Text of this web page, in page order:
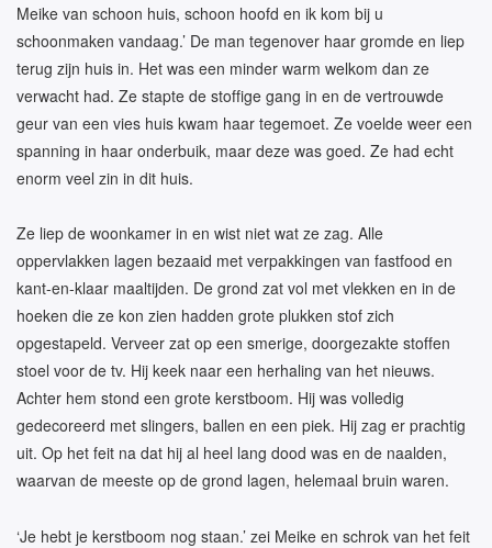
Meike van schoon huis, schoon hoofd en ik kom bij u
schoonmaken vandaag.’ De man tegenover haar gromde en liep
terug zijn huis in. Het was een minder warm welkom dan ze
verwacht had. Ze stapte de stoffige gang in en de vertrouwde
geur van een vies huis kwam haar tegemoet. Ze voelde weer een
spanning in haar onderbuik, maar deze was goed. Ze had echt
enorm veel zin in dit huis.
Ze liep de woonkamer in en wist niet wat ze zag. Alle
oppervlakken lagen bezaaid met verpakkingen van fastfood en
kant-en-klaar maaltijden. De grond zat vol met vlekken en in de
hoeken die ze kon zien hadden grote plukken stof zich
opgestapeld. Verveer zat op een smerige, doorgezakte stoffen
stoel voor de tv. Hij keek naar een herhaling van het nieuws.
Achter hem stond een grote kerstboom. Hij was volledig
gedecoreerd met slingers, ballen en een piek. Hij zag er prachtig
uit. Op het feit na dat hij al heel lang dood was en de naalden,
waarvan de meeste op de grond lagen, helemaal bruin waren.
‘Je hebt je kerstboom nog staan.’ zei Meike en schrok van het feit